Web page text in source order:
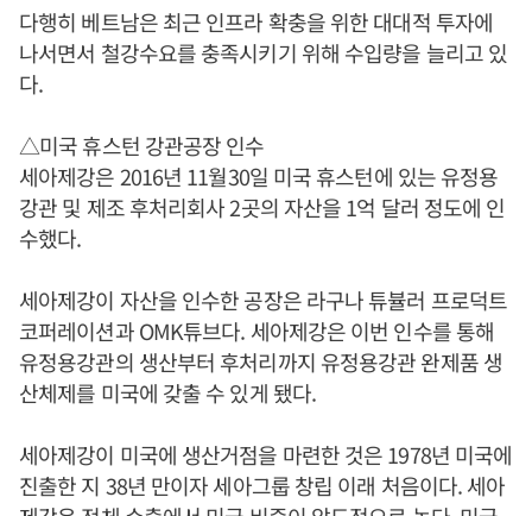
다행히 베트남은 최근 인프라 확충을 위한 대대적 투자에
나서면서 철강수요를 충족시키기 위해 수입량을 늘리고 있
다.
△미국 휴스턴 강관공장 인수
세아제강은 2016년 11월30일 미국 휴스턴에 있는 유정용
강관 및 제조 후처리회사 2곳의 자산을 1억 달러 정도에 인
수했다.
세아제강이 자산을 인수한 공장은 라구나 튜뷸러 프로덕트
코퍼레이션과 OMK튜브다. 세아제강은 이번 인수를 통해
유정용강관의 생산부터 후처리까지 유정용강관 완제품 생
산체제를 미국에 갖출 수 있게 됐다.
세아제강이 미국에 생산거점을 마련한 것은 1978년 미국에
진출한 지 38년 만이자 세아그룹 창립 이래 처음이다. 세아